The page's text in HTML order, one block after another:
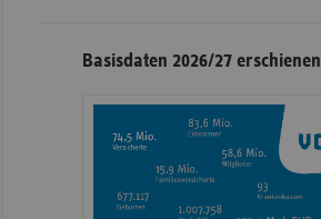
Basisdaten 2026/27 erschienen